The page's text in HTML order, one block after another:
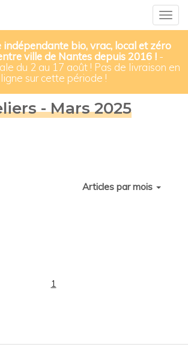
indépendante bio, vrac, local et zéro
ville de Nantes depuis 2016 ! -
du 2 au 17 août ! Pas de livraison en
ligne sur cette période !
- Mars 2025
Articles par mois
1